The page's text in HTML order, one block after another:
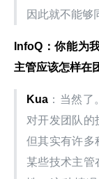
因此就不能够
InfoQ ：你能为
主管应该怎样在
Kua ：当然
对开发团队的
但其实有许多
某些技术主管